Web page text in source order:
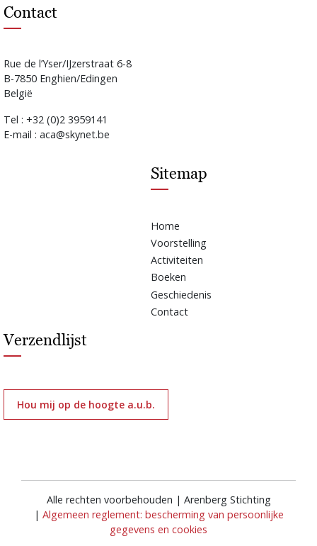
Contact
Rue de l’Yser/IJzerstraat 6-8
B-7850 Enghien/Edingen
België
Tel : +32 (0)2 3959141
E-mail : aca@skynet.be
Sitemap
Home
Voorstelling
Activiteiten
Boeken
Geschiedenis
Contact
Verzendlijst
Hou mij op de hoogte a.u.b.
Alle rechten voorbehouden | Arenberg Stichting
| Algemeen reglement: bescherming van persoonlijke
gegevens en cookies